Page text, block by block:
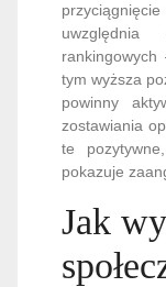
tym wyższa
powinny
zostawiania
te
pokazuje
Jak